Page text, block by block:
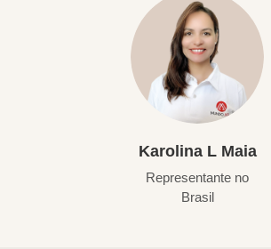
Karolina L Maia
Representante no
Brasil